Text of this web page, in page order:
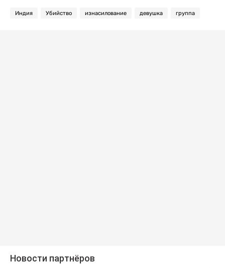
Индия Убийство изнасилование девушка группа